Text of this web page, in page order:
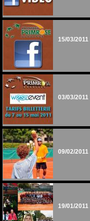
15/03/2011
03/03/2011
09/02/2011
19/01/2011